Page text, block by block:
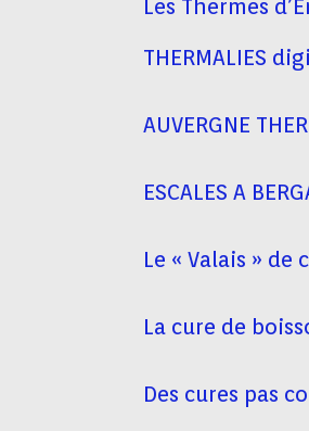
Les Thermes
THERMALIES
AUVERGNE
ESCALES A
Le « Valais » de
La cure de
Des cures pas